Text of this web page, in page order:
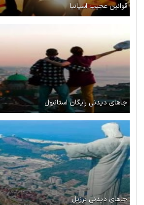
قوانین عجیب اسپانیا
جاهای دیدنی رایگان استانبول
جاهای دیدنی برزیل